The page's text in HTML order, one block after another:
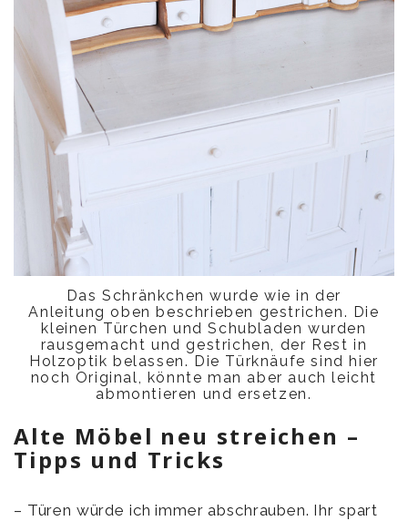
Das Schränkchen wurde wie in der
Anleitung oben beschrieben gestrichen. Die
kleinen Türchen und Schubladen wurden
rausgemacht und gestrichen, der Rest in
Holzoptik belassen. Die Türknäufe sind hier
noch Original, könnte man aber auch leicht
abmontieren und ersetzen.
Alte Möbel neu streichen –
Tipps und Tricks
– Türen würde ich immer abschrauben. Ihr spart